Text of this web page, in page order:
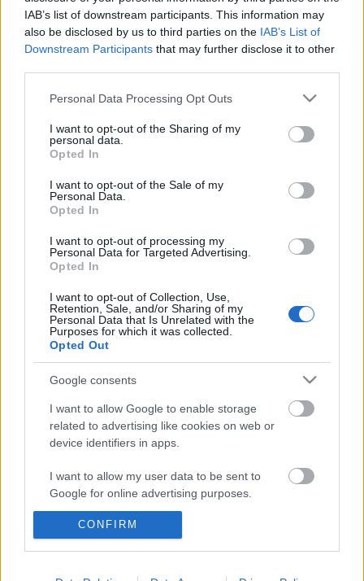
IAB’s list of downstream participants. This information may
also be disclosed by us to third parties on the IAB’s List of
Downstream Participants that may further disclose it to other
Please note that this website/app uses one or more Google
not limited to your visit or usage behaviour. You may click to
grant or deny consent to Google and its third-party tags to
use your data for below specified purposes in below Google
consent section.
Personal Data Processing Opt Outs
I want to opt-out of the Sharing of my
personal data.
Opted In
I want to opt-out of the Sale of my
Personal Data.
Opted In
I want to opt-out of processing my
Personal Data for Targeted Advertising.
Opted In
I want to opt-out of Collection, Use,
Retention, Sale, and/or Sharing of my
Personal Data that Is Unrelated with the
Purposes for which it was collected.
Opted Out
Google consents
I want to allow Google to enable storage
related to advertising like cookies on web or
device identifiers in apps.
I want to allow my user data to be sent to
Google for online advertising purposes.
I want to allow Google to send me
personalized advertising.
I want to allow Google to enable storage
CONFIRM
Köszönettel: M. Tímea
Címkék:bkv mobiltelefon ellenőr utas
talált tárgy
dicséret bkk
Ajánlott bejegyzések:
Egy galamb, egy bojler és egy hamuvá
sült Mercedes - válogatás az elmúlt hetek
Máshol támasszunk segget!
Anyuka vs. ellenőr: 0-1